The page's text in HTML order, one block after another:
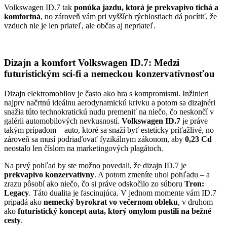
Volkswagen ID.7 tak ponúka jazdu, ktorá je prekvapivo tichá a
komfortná, no zároveň vám pri vyšších rýchlostiach dá pocítiť, že
vzduch nie je len priateľ, ale občas aj nepriateľ.
Dizajn a komfort Volkswagen ID.7: Medzi
futuristickým sci-fi a nemeckou konzervatívnosťou
Dizajn elektromobilov je často ako hra s kompromismi. Inžinieri
najprv načrtnú ideálnu aerodynamickú krivku a potom sa dizajnéri
snažia túto technokratickú nudu premeniť na niečo, čo neskončí v
galérii automobilových nevkusností. Volkswagen ID.7 je práve
takým prípadom – auto, ktoré sa snaží byť esteticky príťažlivé, no
zároveň sa musí podriaďovať fyzikálnym zákonom, aby 0,23 Cd
neostalo len číslom na marketingových plagátoch.
Na prvý pohľad by ste možno povedali, že dizajn ID.7 je
prekvapivo konzervatívny. A potom zmeníte uhol pohľadu – a
zrazu pôsobí ako niečo, čo si práve odskočilo zo súboru Tron:
Legacy. Táto dualita je fascinujúca. V jednom momente vám ID.7
pripadá ako nemecký byrokrat vo večernom obleku, v druhom
ako futuristický koncept auta, ktorý omylom pustili na bežné
cesty.